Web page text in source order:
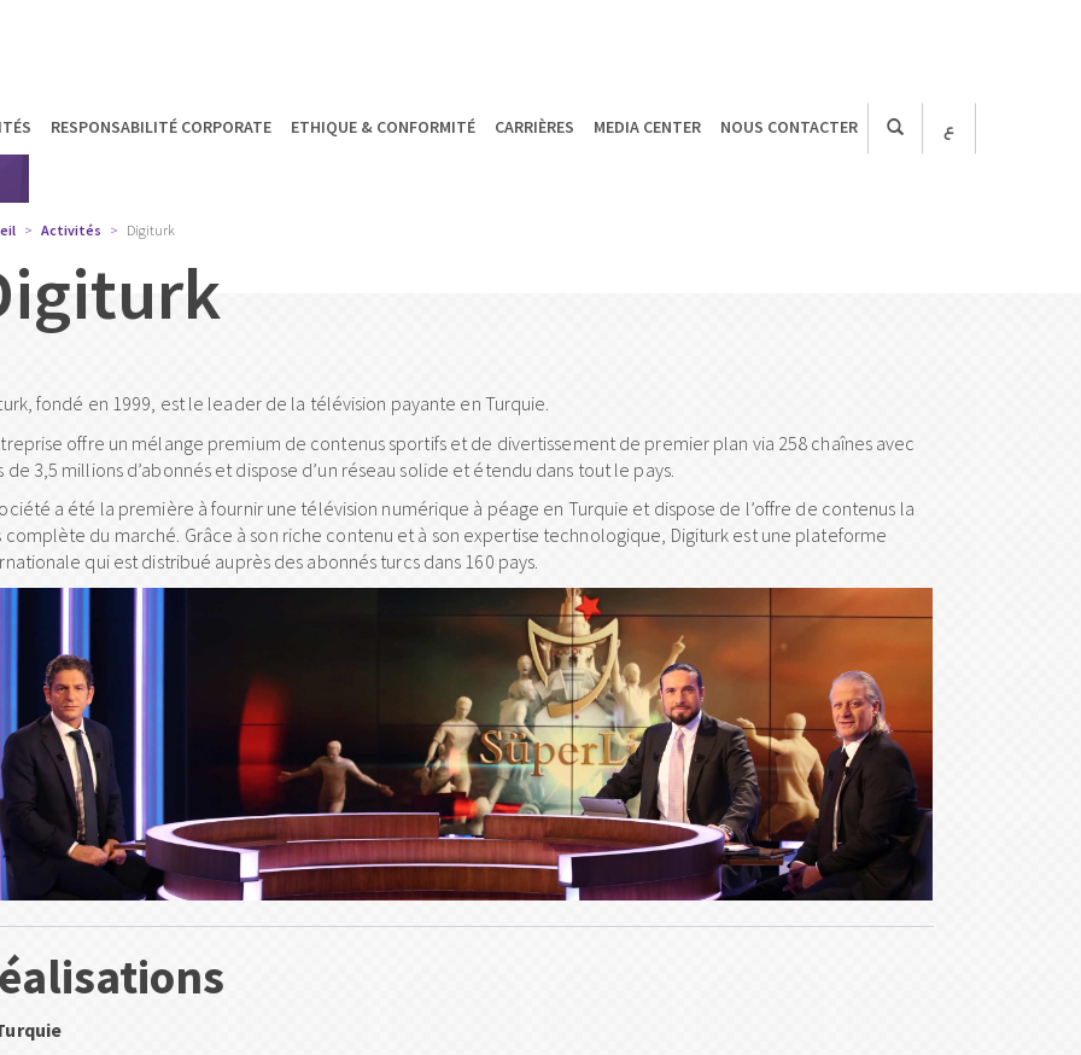
RESPONSABILITÉ CORPORATE ETHIQUE & CONFORMITÉ CARRIÈRES MEDIA CENTER NOUS CONTACTER ع
Activités Digiturk
fondé en 1999, est le leader de la télévision payante en Turquie.
offre un mélange premium de contenus sportifs et de divertissement de premier plan via 258 chaînes avec
de 3,5 millions d’abonnés et dispose d’un réseau solide et étendu dans tout le pays.
a été la première à fournir une télévision numérique à péage en Turquie et dispose de l’offre de contenus la
complète du marché. Grâce à son riche contenu et à son expertise technologique, Digiturk est une plateforme
qui est distribué auprès des abonnés turcs dans 160 pays.